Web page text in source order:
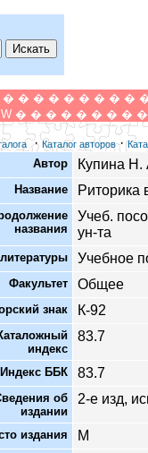
� � � � � � � � �
W � � � � � � � � �
·Каталог авторов·
Автор Купина Н.
Название Риторика
названия
Учеб.
ун-та
Учебное
Факультет Общее
знак К-92
индекс
83.7
Индекс ББК 83.7
об
издании
2-е изд,
издания М